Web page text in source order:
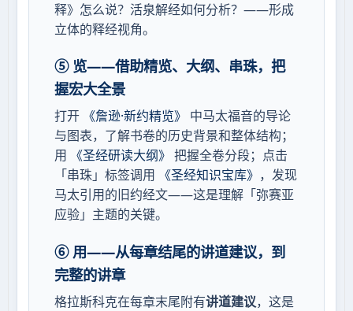
释》怎么说？活泉解经如何分析？——形成
立体的释经视角。
⑤ 览——借助精览、大纲、串珠，把
握宏大全景
打开 《詹逊·新约精览》 中马太福音的导论
与图表，了解书卷的历史背景和整体结构；
用 《圣经研读大纲》 把握全卷分段；点击
「串珠」标签调用 《圣经知识宝库》 ，发现
马太引用的旧约经文——这是理解「弥赛亚
应验」主题的关键。
⑥ 用——从每章结尾的讲道建议，到
完整的讲章
格拉斯科克在每章末尾附有讲道建议，这是